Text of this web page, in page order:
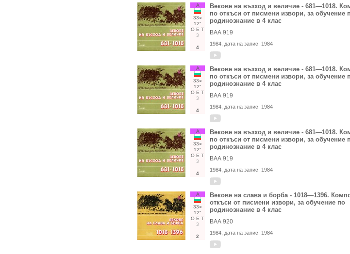
А
33○
12"
О Е Т
3
4
Векове на възход и величие - 681—1018.
по откъси от писмени извори, за обучение
родинознание в 4 клас
ВАА 919
1984 , дата на запис: 1984
А
33○
12"
О Е Т
3
4
Векове на възход и величие - 681—1018.
по откъси от писмени извори, за обучение
родинознание в 4 клас
ВАА 919
1984 , дата на запис: 1984
А
33○
12"
О Е Т
3
4
Векове на възход и величие - 681—1018.
по откъси от писмени извори, за обучение
родинознание в 4 клас
ВАА 919
1984 , дата на запис: 1984
А
33○
12"
О Е Т
3
2
Векове на слава и борба - 1018—1396.
откъси от писмени извори, за обучение по
родинознание в 4 клас
ВАА 920
1984 , дата на запис: 1984